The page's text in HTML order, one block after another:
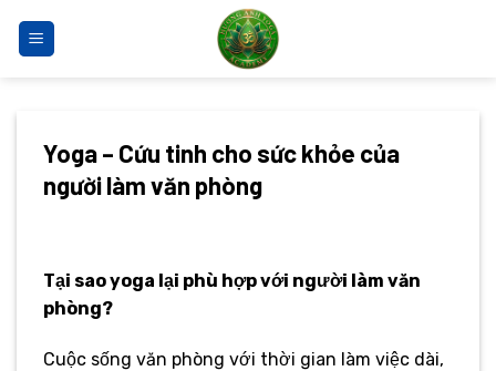
qua
Yoga – Cứu tinh cho sức khỏe của
người làm văn phòng
Tại sao yoga lại phù hợp với người làm văn
phòng?
Cuộc sống văn phòng với thời gian làm việc dài,